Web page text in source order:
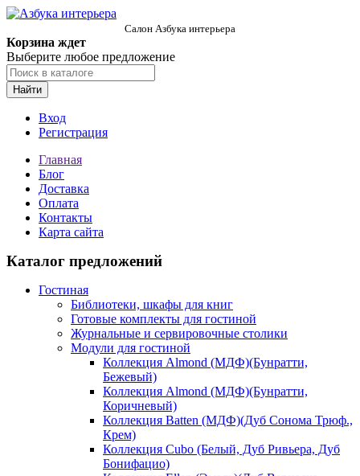
Салон Азбука интерьера
Корзина ждет
Выберите любое предложение
Найти
Вход
Регистрация
Главная
Блог
Доставка
Оплата
Контакты
Карта сайта
Каталог предложений
Гостиная
Библиотеки, шкафы для книг
Готовые комплекты для гостиной
Журнальные и сервировочные столики
Модули для гостиной
Коллекция Almond (МДФ)(Бунратти,
Бежевый)
Коллекция Almond (МДФ)(Бунратти,
Коричневый)
Коллекция Batten (МДФ)(Дуб Сонома Трюф.,
Крем)
Коллекция Cubo (Белый, Дуб Ривьера, Дуб
Бонифацио)